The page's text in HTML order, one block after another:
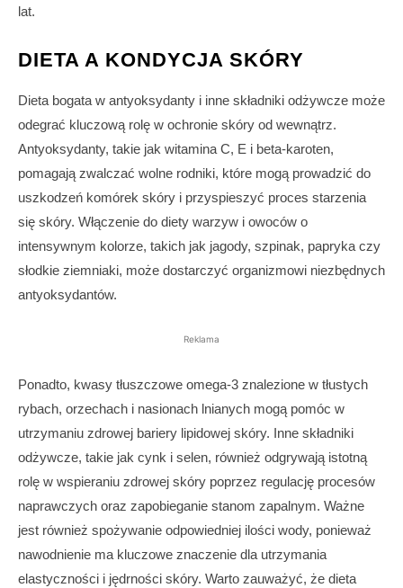
lat.
DIETA A KONDYCJA SKÓRY
Dieta bogata w antyoksydanty i inne składniki odżywcze może
odegrać kluczową rolę w ochronie skóry od wewnątrz.
Antyoksydanty, takie jak witamina C, E i beta-karoten,
pomagają zwalczać wolne rodniki, które mogą prowadzić do
uszkodzeń komórek skóry i przyspieszyć proces starzenia
się skóry. Włączenie do diety warzyw i owoców o
intensywnym kolorze, takich jak jagody, szpinak, papryka czy
słodkie ziemniaki, może dostarczyć organizmowi niezbędnych
antyoksydantów.
Reklama
Ponadto, kwasy tłuszczowe omega-3 znalezione w tłustych
rybach, orzechach i nasionach lnianych mogą pomóc w
utrzymaniu zdrowej bariery lipidowej skóry. Inne składniki
odżywcze, takie jak cynk i selen, również odgrywają istotną
rolę w wspieraniu zdrowej skóry poprzez regulację procesów
naprawczych oraz zapobieganie stanom zapalnym. Ważne
jest również spożywanie odpowiedniej ilości wody, ponieważ
nawodnienie ma kluczowe znaczenie dla utrzymania
elastyczności i jędrności skóry. Warto zauważyć, że dieta